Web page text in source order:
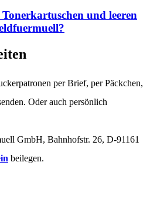
und leeren
per Brief, per Päckchen,
Oder auch persönlich
GmbH, Bahnhofstr. 26, D-91161
beilegen.